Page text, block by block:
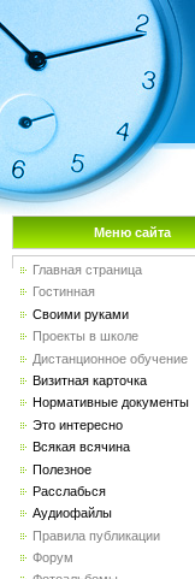
Меню сайта
Главная страница
Гостинная
Своими руками
Проекты в школе
Дистанционное обучение
Визитная карточка
Нормативные документы
Это интересно
Всякая всячина
Полезное
Расслабься
Аудиофайлы
Правила публикации
Форум